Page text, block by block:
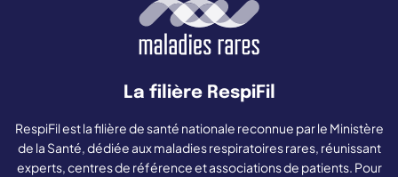
La filière RespiFil
RespiFil est la filière de santé nationale reconnue par le Ministère
de la Santé, dédiée aux maladies respiratoires rares, réunissant
experts, centres de référence et associations de patients. Pour